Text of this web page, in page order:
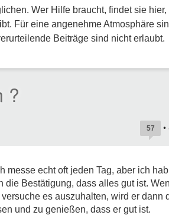
Wer Hilfe braucht, findet sie
Für eine angenehme Atmosphäre
Beiträge sind nicht erlaubt.
?
57
messe echt oft jeden Tag, aber ich
Bestätigung, dass alles gut ist.
es auszuhalten, wird er dann
und zu genießen, dass er gut ist.